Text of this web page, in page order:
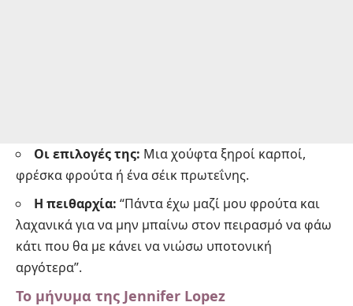
Οι επιλογές της: Μια χούφτα ξηροί καρποί,
φρέσκα φρούτα ή ένα σέικ πρωτεΐνης.
Η πειθαρχία: “Πάντα έχω μαζί μου φρούτα και
λαχανικά για να μην μπαίνω στον πειρασμό να φάω
κάτι που θα με κάνει να νιώσω υποτονική
αργότερα”.
Το μήνυμα της Jennifer Lopez